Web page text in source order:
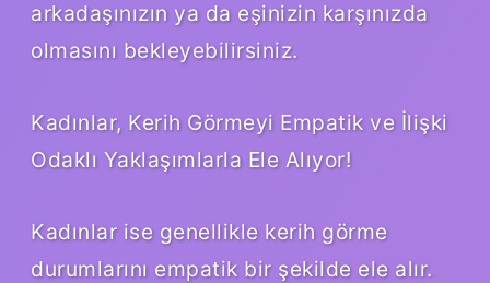
arkadaşınızın ya da eşinizin karşınızda
olmasını bekleyebilirsiniz.
Kadınlar, Kerih Görmeyi Empatik ve İlişki
Odaklı Yaklaşımlarla Ele Alıyor!
Kadınlar ise genellikle kerih görme
durumlarını empatik bir şekilde ele alır.